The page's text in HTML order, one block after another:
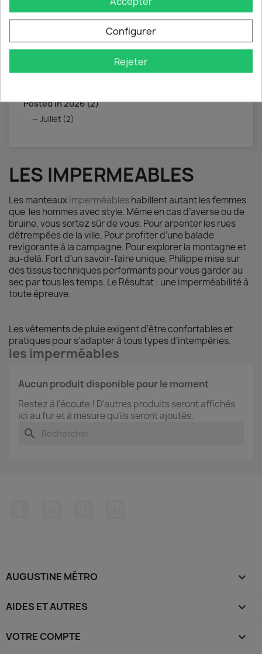
Posted in 2026 (2)
Juillet (2)
LES IMPERMEABLES
Les manteauximperméableshabillent autant les femmes
que les hommes avec style. Même en cas d’averse ou de
bruine, vous sortez sûr de vous. Pour arpenter les rues
détrempées de la ville. Pour profiter d’une balade
revigorante à la campagne. Pour explorer la montagne et
au-delà. Fort d’un savoir-faire unique, Philippe mise sur
des tissus techniques performants pour vous garder au
sec par tous les temps. Le Résultat : une imperméabilité à
toute épreuve.
Les vêtements de pluie exigent d’être confortables et
pratiques pour s’adapter à tous types d’intempéries.
les imperméables
Aucun produit disponible pour le moment
Restez à l'écoute ! D'autres produits seront affichés
ici au fur et à mesure qu'ils seront ajoutés.
search
AUGUSTINE MÉTRO 
AIDES ET AUTRES 
VOTRE COMPTE 
Configurer
Rejeter